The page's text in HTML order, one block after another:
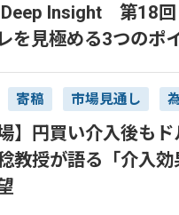
Deep Insight 第18
を見極める3つのポ
寄稿 市場見通し
】円買い介入後も
教授が語る「介入効